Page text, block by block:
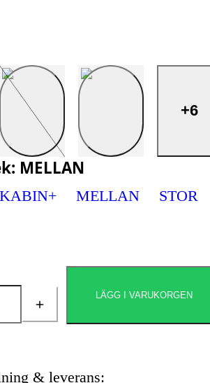
+6
: MELLAN
KABIN+ MELLAN STOR
LÄGG I VARUKORGEN
& leverans: